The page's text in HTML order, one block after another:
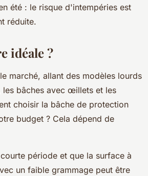
été : le risque d'intempéries est
réduite.
idéale ?
marché, allant des modèles lourds
les bâches avec œillets et les
choisir la bâche de protection
budget ? Cela dépend de
période et que la surface à
un faible grammage peut être